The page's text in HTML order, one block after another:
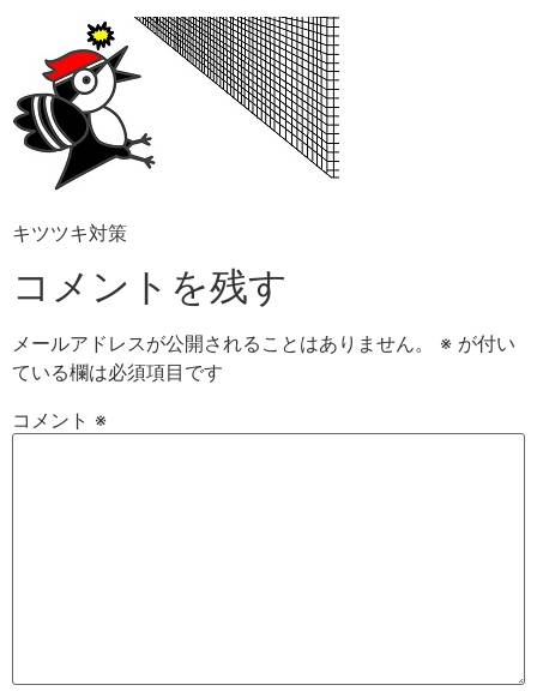
キツツキ対策
コメントを残す
メールアドレスが公開されることはありません。 ※ が付い
ている欄は必須項目です
コメント ※